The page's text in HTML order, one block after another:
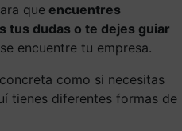
que encuentres
tus dudas o te dejes guiar
encuentre tu empresa.
como si necesitas
tienes diferentes formas de